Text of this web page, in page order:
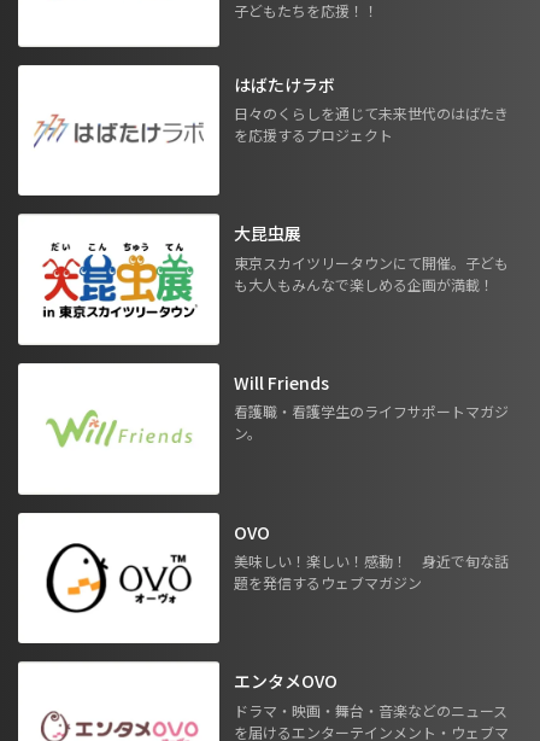
子どもたちを応援！！
はばたけラボ
日々のくらしを通じて未来世代のはばたき
を応援するプロジェクト
大昆虫展
東京スカイツリータウンにて開催。子ども
も大人もみんなで楽しめる企画が満載！
Will Friends
看護職・看護学生のライフサポートマガジ
ン。
OVO
美味しい！楽しい！感動！ 身近で旬な話
題を発信するウェブマガジン
エンタメOVO
ドラマ・映画・舞台・音楽などのニュース
を届けるエンターテインメント・ウェブマ